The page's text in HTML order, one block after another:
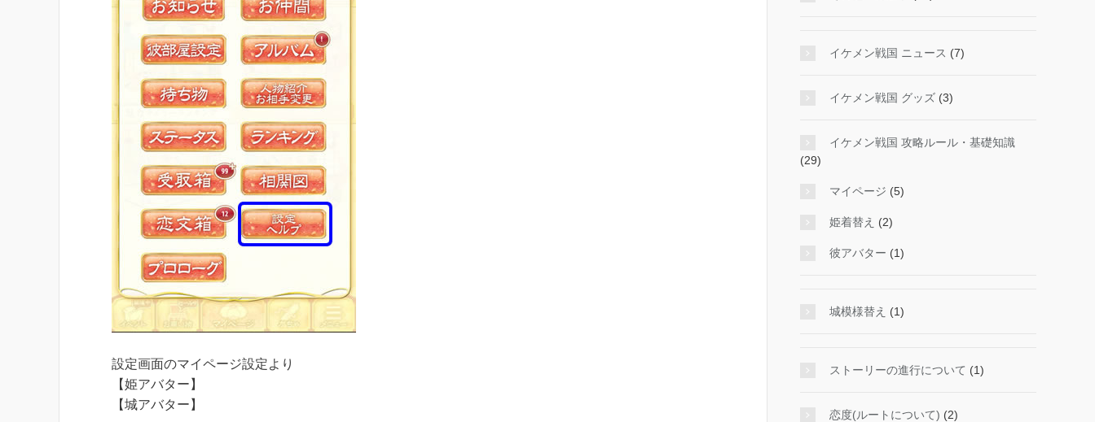
設定画面のマイページ設定より
【姫アバター】
【城アバター】
イケメン戦国 ニュース (7)
イケメン戦国 グッズ (3)
イケメン戦国 攻略ルール・基礎知識
(29)
マイページ (5)
姫着替え (2)
彼アバター (1)
城模様替え (1)
ストーリーの進行について (1)
恋度(ルートについて) (2)